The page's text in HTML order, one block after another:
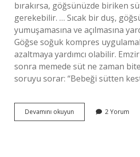
bırakırsa, göğsünüzde biriken
gerekebilir. … Sıcak bir duş,
yumuşamasına ve açılmasına
Göğse soğuk kompres
azaltmaya yardımcı olabilir.
sonra memede süt ne zaman
soruyu sorar: “Bebeği sütten
Devamını okuyun Emzirmeyi
Bıraktıktan
2 Yorum